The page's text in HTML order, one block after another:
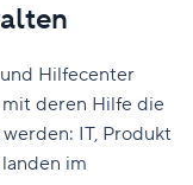
Hilfecenter
deren Hilfe die
IT, Produkt
im